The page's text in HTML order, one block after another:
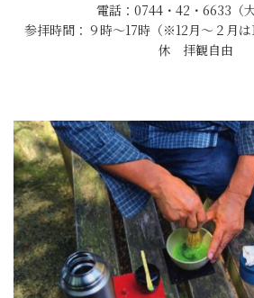
電話：0744・42・6633（
参拝時間：９時〜17時（※12月〜２月
休 拝観自由